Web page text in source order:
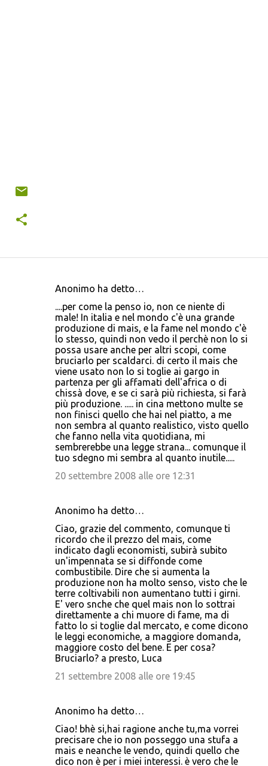
Anonimo ha detto…
....per come la penso io, non ce niente di
male! In italia e nel mondo c'è una grande
produzione di mais, e la fame nel mondo c'è
lo stesso, quindi non vedo il perchè non lo si
possa usare anche per altri scopi, come
bruciarlo per scaldarci. di certo il mais che
viene usato non lo si toglie ai gargo in
partenza per gli affamati dell'africa o di
chissà dove, e se ci sarà più richiesta, si farà
più produzione. ..... in cina mettono multe se
non finisci quello che hai nel piatto, a me
non sembra al quanto realistico, visto quello
che fanno nella vita quotidiana, mi
sembrerebbe una legge strana... comunque il
tuo sdegno mi sembra al quanto inutile.....
20 settembre 2008 alle ore 12:31
Anonimo ha detto…
Ciao, grazie del commento, comunque ti
ricordo che il prezzo del mais, come
indicato dagli economisti, subirà subito
un'impennata se si diffonde come
combustibile. Dire che si aumenta la
produzione non ha molto senso, visto che le
terre coltivabili non aumentano tutti i girni.
E' vero snche che quel mais non lo sottrai
direttamente a chi muore di fame, ma di
fatto lo si toglie dal mercato, e come dicono
le leggi economiche, a maggiore domanda,
maggiore costo del bene. E per cosa?
Bruciarlo? a presto, Luca
21 settembre 2008 alle ore 19:45
Anonimo ha detto…
Ciao! bhè si,hai ragione anche tu,ma vorrei
precisare che io non posseggo una stufa a
mais e neanche le vendo, quindi quello che
dico non è per i miei interessi. è vero che le